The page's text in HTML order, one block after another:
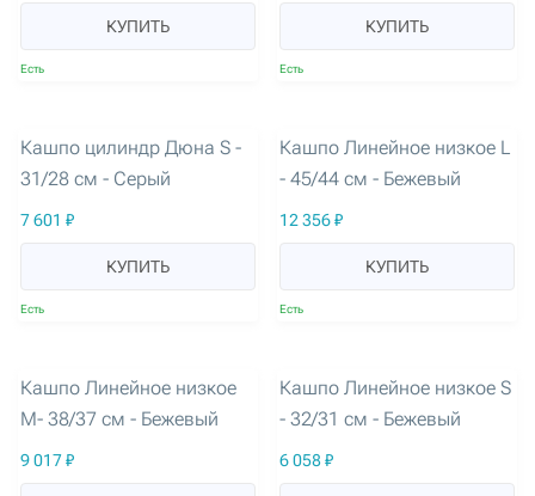
КУПИТЬ
Есть
КУПИТЬ
Есть
Кашпо цилиндр Дюна S -
31/28 см - Серый
7 601 ₽
КУПИТЬ
Есть
Кашпо Линейное низкое L
- 45/44 см - Бежевый
12 356 ₽
КУПИТЬ
Есть
Кашпо Линейное низкое
M- 38/37 см - Бежевый
9 017 ₽
Кашпо Линейное низкое S
- 32/31 см - Бежевый
6 058 ₽